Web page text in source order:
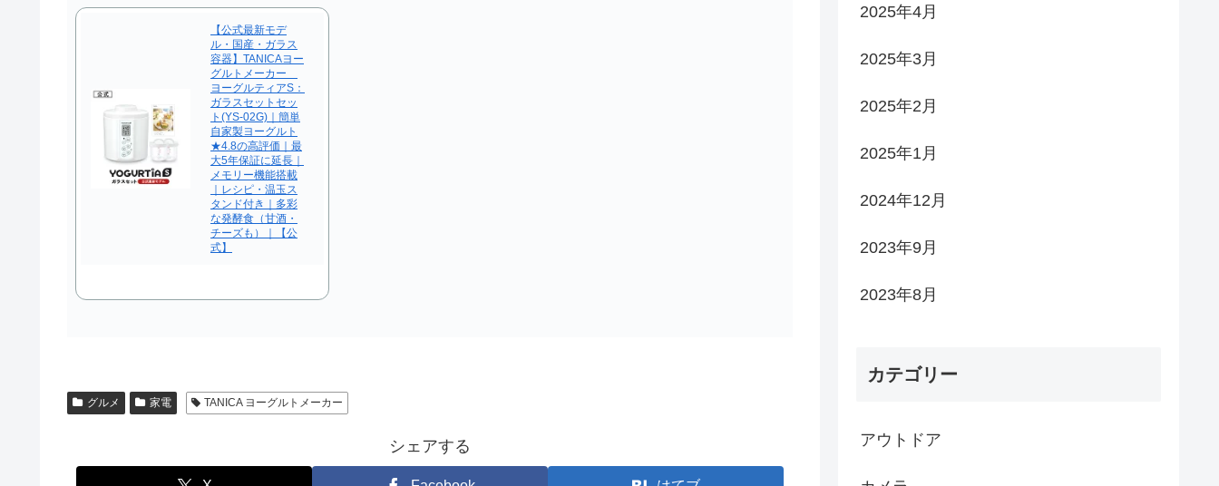
【公式最新モデ
ル・国産・ガラス
容器】TANICAヨー
グルトメーカー
ヨーグルティアS：
ガラスセットセッ
ト(YS-02G)｜簡単
自家製ヨーグルト
★4.8の高評価｜最
大5年保証に延長｜
メモリー機能搭載
｜レシピ・温玉ス
タンド付き｜多彩
な発酵食（甘酒・
チーズも）｜【公
式】
グルメ 家電 TANICA ヨーグルトメーカー
シェアする
2025年4月
2025年3月
2025年2月
2025年1月
2024年12月
2023年9月
2023年8月
カテゴリー
アウトドア